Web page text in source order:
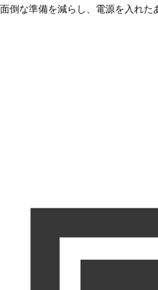
面倒な準備を減らし、電源を入れ